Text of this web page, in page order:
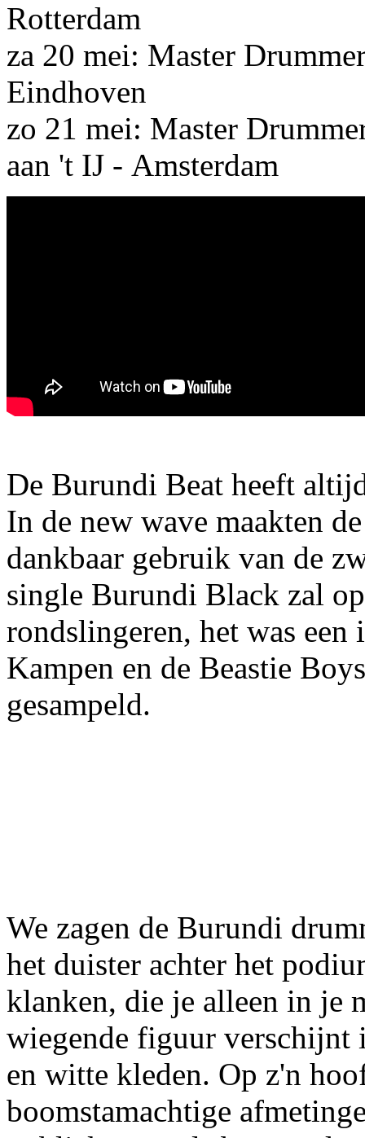
Rotterdam
za 20 mei: Master
Eindhoven
zo 21 mei: Master
aan 't IJ - Amsterdam
De Burundi Beat heeft
In de new wave maakten
dankbaar gebruik van de
single Burundi Black zal
rondslingeren, het was
Kampen en de Beastie
gesampeld.
We zagen de Burundi
het duister achter het
klanken, die je alleen in je
wiegende figuur verschijnt
en witte kleden. Op z'n
boomstamachtige